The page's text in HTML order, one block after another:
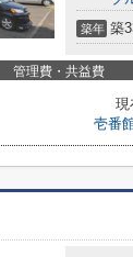
築年 築
管理費・共益費
現
壱番